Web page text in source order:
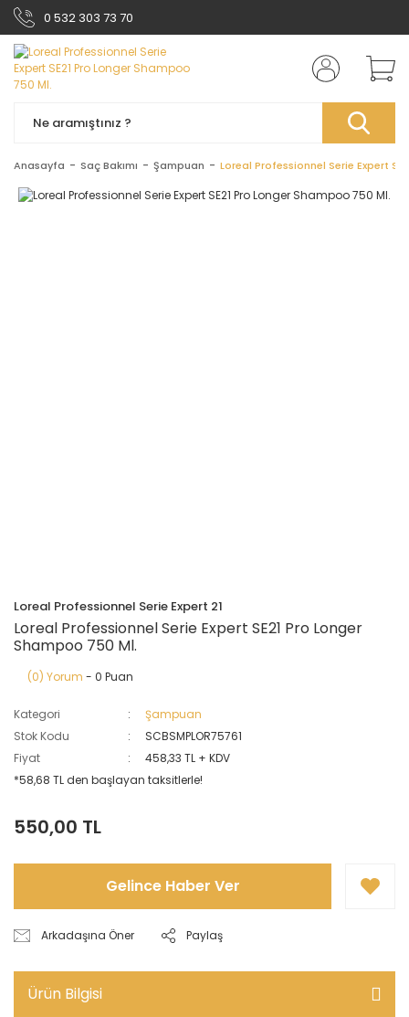
0 532 303 73 70
Anasayfa Saç Bakımı Şampuan Loreal Professionnel Serie Expert
Loreal Professionnel Serie Expert 21
Loreal Professionnel Serie Expert SE21 Pro Longer
Shampoo 750 Ml.
(0) Yorum - 0 Puan
Kategori
Şampuan
Stok Kodu
SCBSMPLOR75761
Fiyat
458,33 TL + KDV
*58,68 TL den başlayan taksitlerle!
550,00 TL
Gelince Haber Ver
Arkadaşına Öner Paylaş
Ürün Bilgisi